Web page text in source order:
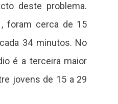
deste problema.
foram cerca de 15
34 minutos. No
é a terceira maior
jovens de 15 a 29